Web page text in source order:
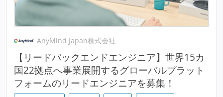
AnyMind Japan株式会社
【リードバックエンドエンジニア】世界15カ
国22拠点へ事業展開するグローバルプラット
フォームのリードエンジニアを募集！